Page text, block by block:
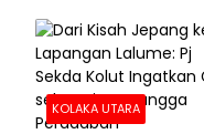
KOLAKA UTARA